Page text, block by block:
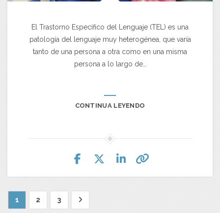
El Trastorno Específico del Lenguaje (TEL) es una
patología del lenguaje muy heterogénea, que varía
tanto de una persona a otra como en una misma
persona a lo largo de…
CONTINUA LEYENDO
1 2 3